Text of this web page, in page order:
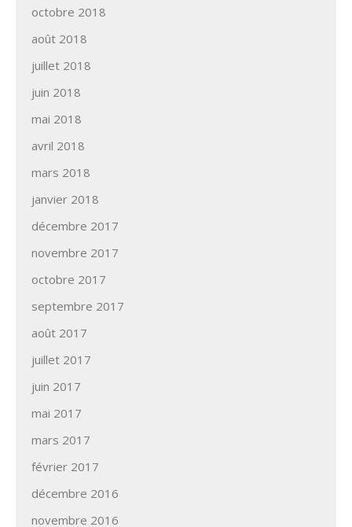
octobre 2018
août 2018
juillet 2018
juin 2018
mai 2018
avril 2018
mars 2018
janvier 2018
décembre 2017
novembre 2017
octobre 2017
septembre 2017
août 2017
juillet 2017
juin 2017
mai 2017
mars 2017
février 2017
décembre 2016
novembre 2016